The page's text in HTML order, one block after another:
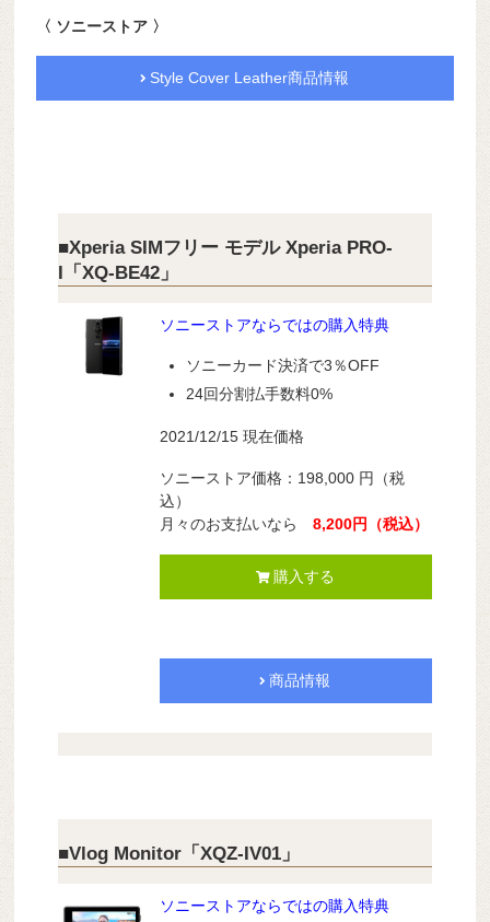
〈 ソニーストア 〉
Style Cover Leather商品情報
■Xperia SIMフリー モデル Xperia PRO-
I「XQ-BE42」
ソニーストアならではの購入特典
ソニーカード決済で3％OFF
24回分割払手数料0%
2021/12/15 現在価格
ソニーストア価格：198,000 円（税
込）
月々のお支払いなら 8,200円（税込）
購入する
商品情報
■Vlog Monitor「XQZ-IV01」
ソニーストアならではの購入特典